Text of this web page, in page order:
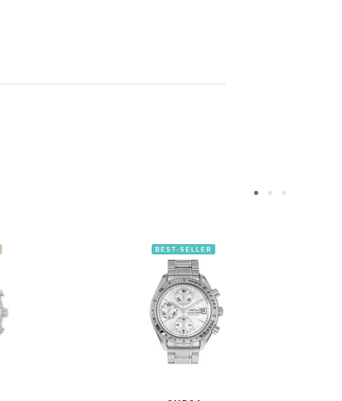
BEST-SELLER